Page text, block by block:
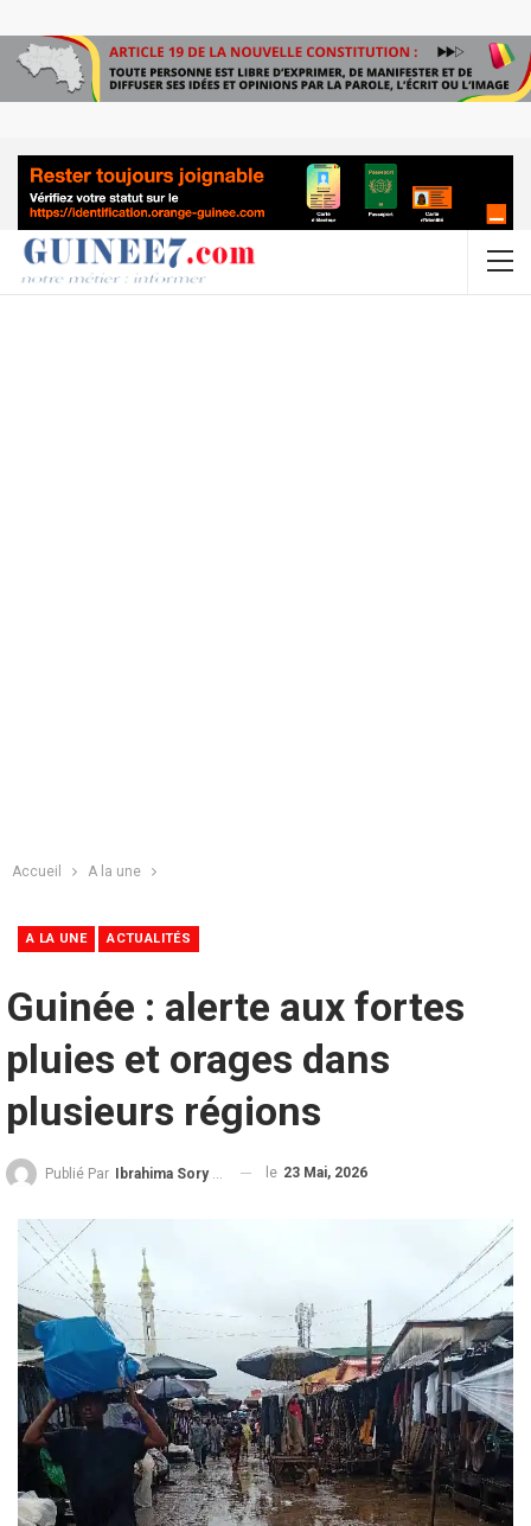
Accueil A la une
A LA UNE ACTUALITÉS
Guinée : alerte aux fortes
pluies et orages dans
plusieurs régions
Publié Par Ibrahima Sory Diallo le 23 Mai, 2026